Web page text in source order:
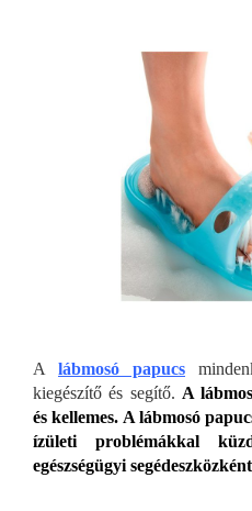
A lábmosó papucs
kiegészítő és segítő. A
és kellemes. A lábmosó
ízületi problémákkal
egészségügyi